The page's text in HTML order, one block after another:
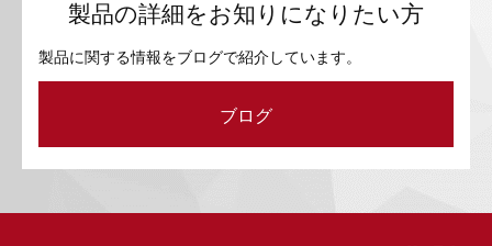
製品の詳細をお知りになりたい方
製品に関する情報をブログで紹介しています。
ブログ